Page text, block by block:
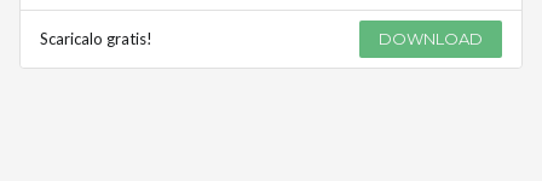
Scaricalo gratis! DOWNLOAD